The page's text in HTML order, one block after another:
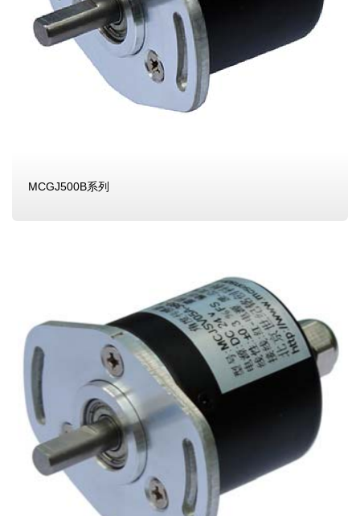
MCGJ500B系列